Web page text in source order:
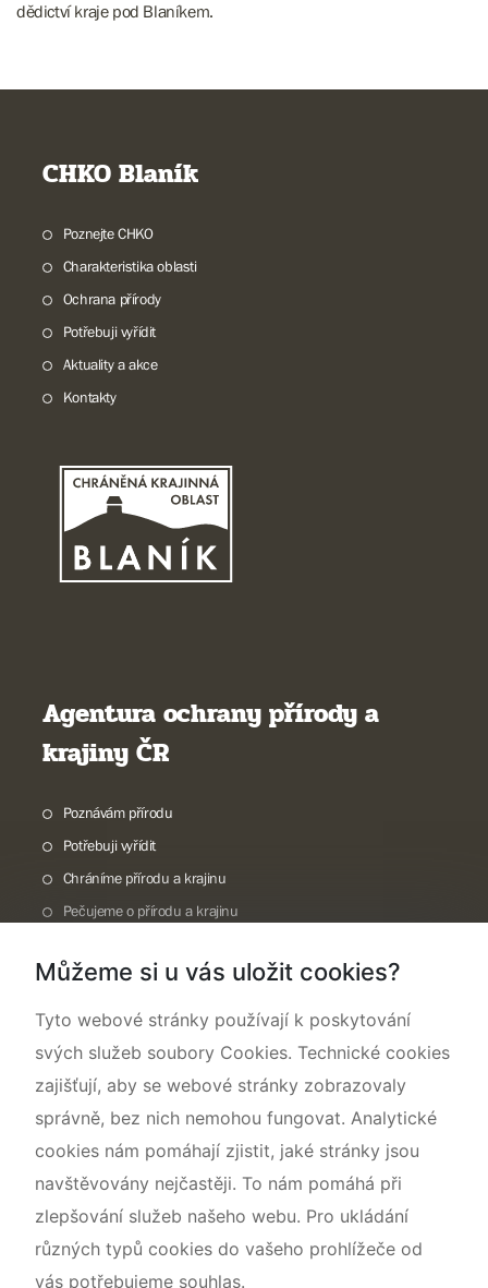
dědictví kraje pod Blaníkem.
CHKO Blaník
Poznejte CHKO
Charakteristika oblasti
Ochrana přírody
Potřebuji vyřídit
Aktuality a akce
Kontakty
Agentura ochrany přírody a
krajiny ČR
Poznávám přírodu
Potřebuji vyřídit
Chráníme přírodu a krajinu
Pečujeme o přírodu a krajinu
O nás
Můžeme si u vás uložit cookies?
Tyto webové stránky používají k poskytování
svých služeb soubory Cookies. Technické cookies
zajišťují, aby se webové stránky zobrazovaly
správně, bez nich nemohou fungovat. Analytické
cookies nám pomáhají zjistit, jaké stránky jsou
navštěvovány nejčastěji. To nám pomáhá při
zlepšování služeb našeho webu. Pro ukládání
různých typů cookies do vašeho prohlížeče od
vás potřebujeme souhlas.